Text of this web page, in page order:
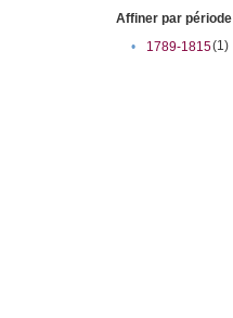
Affiner par période
•
1789-1815(1)